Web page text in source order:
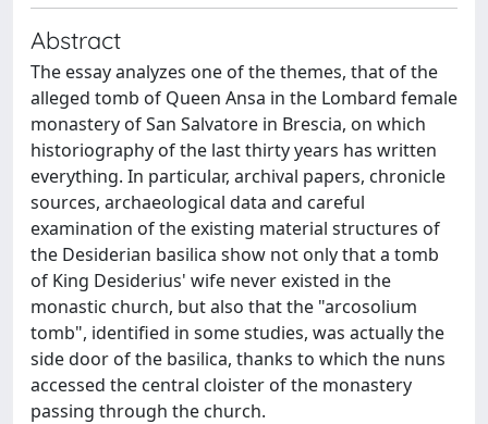
Abstract
The essay analyzes one of the themes, that of the
alleged tomb of Queen Ansa in the Lombard female
monastery of San Salvatore in Brescia, on which
historiography of the last thirty years has written
everything. In particular, archival papers, chronicle
sources, archaeological data and careful
examination of the existing material structures of
the Desiderian basilica show not only that a tomb
of King Desiderius' wife never existed in the
monastic church, but also that the "arcosolium
tomb", identified in some studies, was actually the
side door of the basilica, thanks to which the nuns
accessed the central cloister of the monastery
passing through the church.